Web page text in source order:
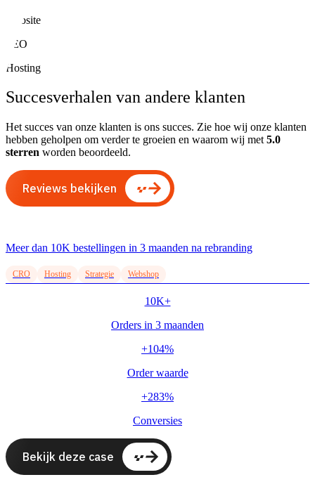
Website
SEO
Hosting
Succesverhalen van andere klanten
Het succes van onze klanten is ons succes. Zie hoe wij onze klanten
hebben geholpen om verder te groeien en waarom wij met 5.0
sterren worden beoordeeld.
Reviews bekijken
Meer dan 10K bestellingen in 3 maanden na rebranding
CRO Hosting Strategie Webshop
10K+
Orders in 3 maanden
+104%
Order waarde
+283%
Conversies
Bekijk deze case